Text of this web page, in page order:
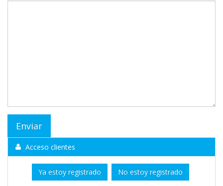
Acceso clientes
Ya estoy registrado No estoy registrado